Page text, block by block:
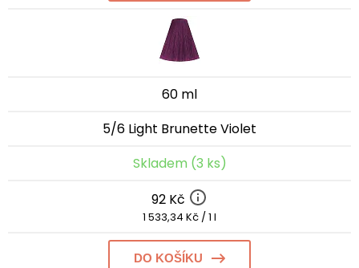
60 ml
5/6 Light Brunette Violet
Skladem (3 ks)
92 Kč
1 533,34 Kč / 1 l
DO KOŠÍKU